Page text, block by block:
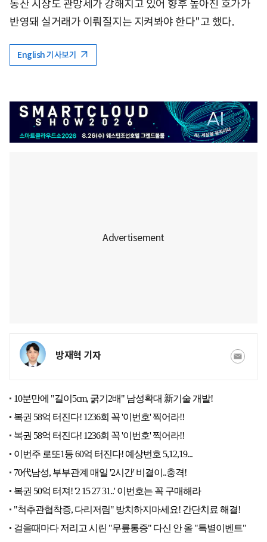
동산 시장도 관망세가 강해지고 있어 향후 높아진 호가가
반영돼 실거래가 이뤄질지는 지켜봐야 한다"고 했다.
English 기사보기
방재혁 기자